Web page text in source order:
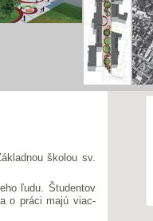
školou sv.
ľudu. Študentov
o práci majú viac-